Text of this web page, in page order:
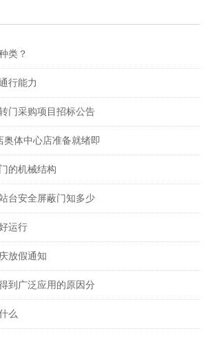
类？
行能力
门采购项目招标公告
奥体中心店准备就绪即
的机械结构
台安全屏蔽门知多少
运行
放假通知
到广泛应用的原因分
么